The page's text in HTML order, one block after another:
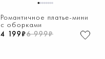
12345678
Романтичное платье-мини
с оборками
4 199₽6 999₽